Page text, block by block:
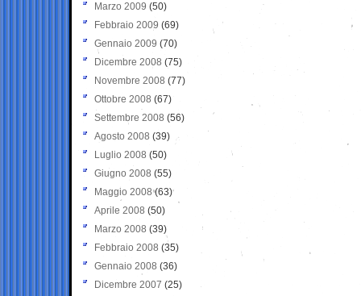
Marzo 2009 (50)
Febbraio 2009 (69)
Gennaio 2009 (70)
Dicembre 2008 (75)
Novembre 2008 (77)
Ottobre 2008 (67)
Settembre 2008 (56)
Agosto 2008 (39)
Luglio 2008 (50)
Giugno 2008 (55)
Maggio 2008(63)
Aprile 2008 (50)
Marzo 2008 (39)
Febbraio 2008 (35)
Gennaio 2008 (36)
Dicembre 2007 (25)